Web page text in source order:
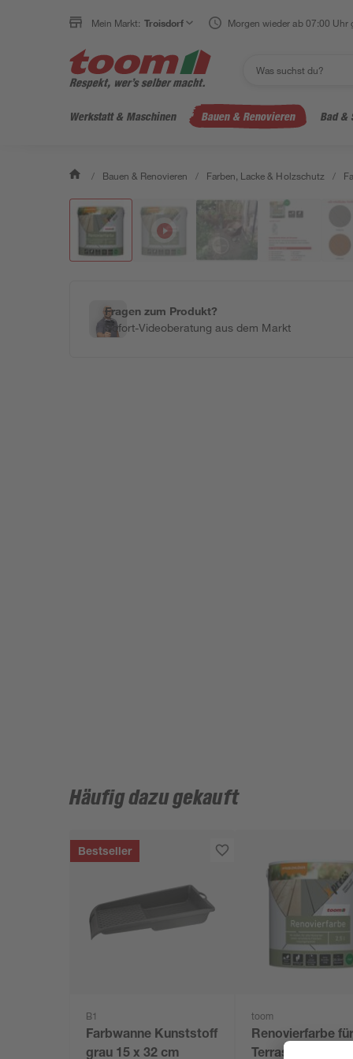
Mein Markt: Troisdorf Morgen wieder ab 07:00 Uhr
Werkstatt & Maschinen Bauen & Renovieren Bad &
/ Bauen & Renovieren / Farben, Lacke & Holzschutz /
Fragen zum Produkt?
Sofort-Videoberatung aus dem Markt
Häufig dazu gekauft
Bestseller
B1
Farbwanne Kunststoff
grau 15 x 32 cm
toom
Renovierfarbe für
Terrassen